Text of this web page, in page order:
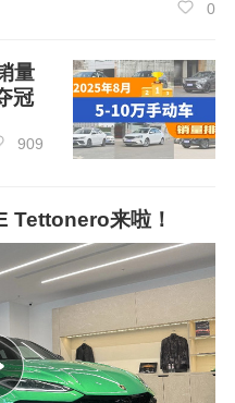
领克09新能源
手自一体车销量排行
0
量
冠
909
Tettonero来啦！